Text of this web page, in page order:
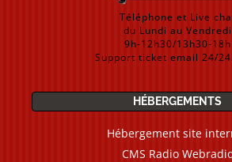
Téléphone et Live
du Lundi au Vendredi
9h-12h30/13h30-18h
Support ticket email 24/
HÉBERGEMENTS
Hébergement site
CMS Radio